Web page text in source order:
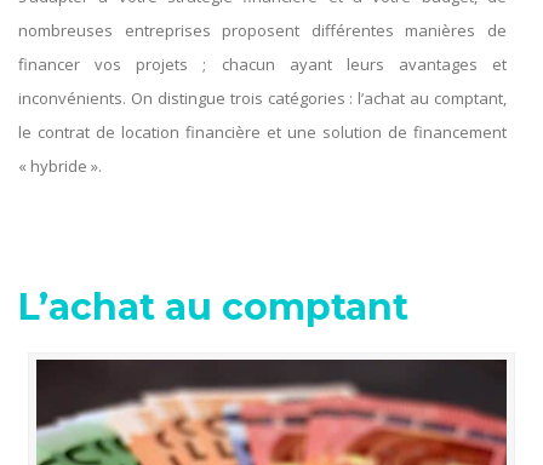
nombreuses entreprises proposent différentes manières de
financer vos projets ; chacun ayant leurs avantages et
inconvénients. On distingue trois catégories : l’achat au comptant,
le contrat de location financière et une solution de financement
« hybride ».
L’achat au comptant